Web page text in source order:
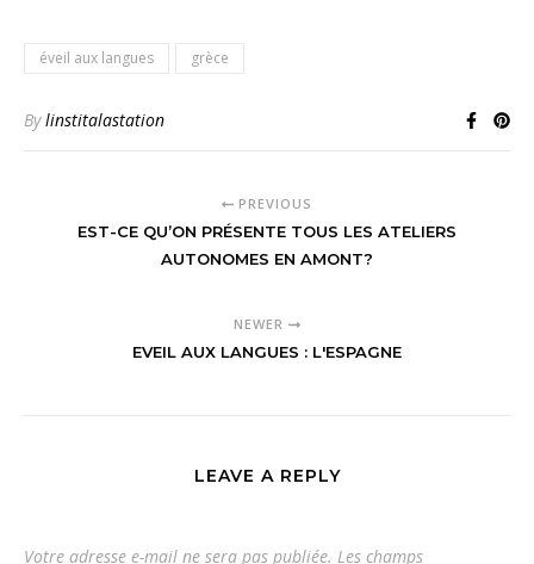
éveil aux langues grèce
Bylinstitalastation
PREVIOUS
EST-CE QU’ON PRÉSENTE TOUS LES ATELIERS
AUTONOMES EN AMONT?
NEWER
EVEIL AUX LANGUES : L'ESPAGNE
LEAVE A REPLY
Votre adresse e-mail ne sera pas publiée. Les champs